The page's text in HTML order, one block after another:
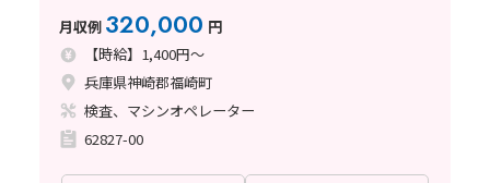
紙のパッケージを製造している企業
月収例 320,000 円
【時給】1,400円～
兵庫県神崎郡福崎町
検査、マシンオペレーター
62827-00